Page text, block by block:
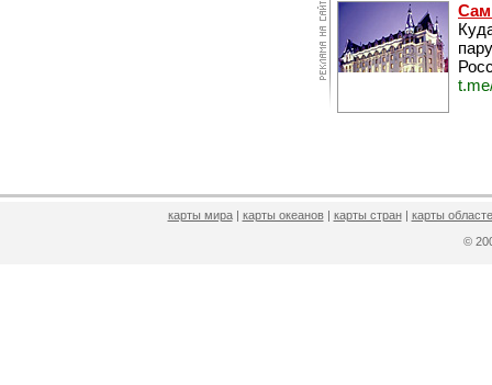
карты мира| карты океанов| карты стран| карты
©